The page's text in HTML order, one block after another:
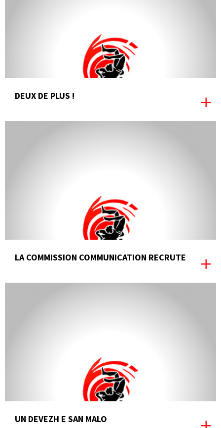
DEUX DE PLUS !
LA COMMISSION COMMUNICATION RECRUTE
UN DEVEZH E SAN MALO